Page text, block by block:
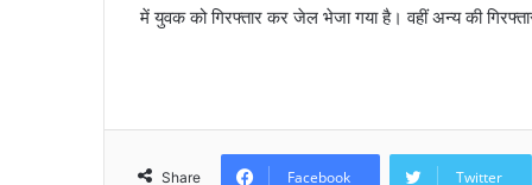
में युवक को गिरफ्तार कर जेल भेजा गया है। वहीं अन्य की
Share Facebook Twitter